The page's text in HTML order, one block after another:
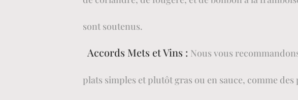
sont soutenus.
Accords Mets et Vins : Nous vous
plats simples et plutôt gras ou en sauce, comme des